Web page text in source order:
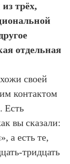
трёх,
отдельная
своей
контактом
Есть
вы сказали:
а есть те,
тридцать